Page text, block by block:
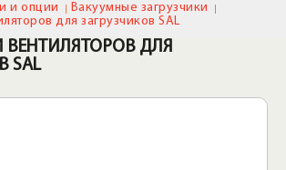
и опции
Вакуумные загрузчики
для загрузчиков SAL
ВЕНТИЛЯТОРОВ ДЛЯ
SAL